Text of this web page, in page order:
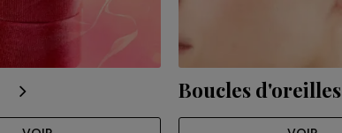
Boucles d'oreilles